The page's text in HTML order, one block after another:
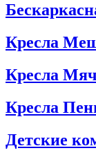
Кресла
Кресла
Кресла
Детские